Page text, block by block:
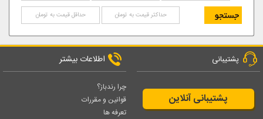
پشتیبانی
پشتیبانی آنلاین
اطلاعات بیشتر
چرا رندباز؟
قوانین و مقررات
تعرفه ها